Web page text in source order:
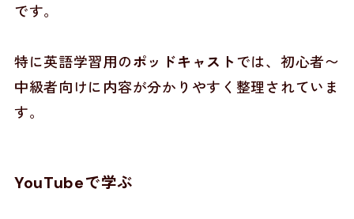
です。
特に英語学習用のポッドキャストでは、初心者〜
中級者向けに内容が分かりやすく整理されていま
す。
YouTubeで学ぶ